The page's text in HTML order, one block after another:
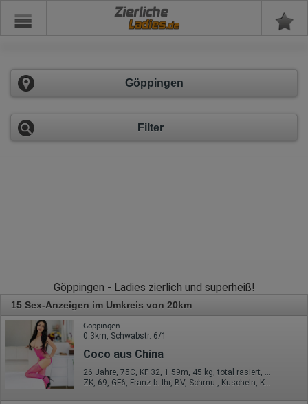
Zierliche
Göppingen
Filter
Göppingen - Ladies zierlich und superheiß!
15 Sex-Anzeigen im Umkreis von 20km
Göppingen
0.3km, Schwabstr. 6/1
Coco aus China
26 Jahre, 75C, KF 32, 1.59m, 45 kg, total rasiert, asiatisch
ZK, 69, GF6, Franz b. Ihr, BV, Schmu., Kuscheln, Körperküs.